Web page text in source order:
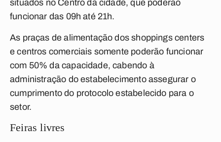
situados no Centro da cidade, que poderão
funcionar das 09h até 21h.
As praças de alimentação dos shoppings centers
e centros comerciais somente poderão funcionar
com 50% da capacidade, cabendo à
administração do estabelecimento assegurar o
cumprimento do protocolo estabelecido para o
setor.
Feiras livres